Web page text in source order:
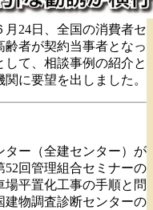
24日、全国の消費者セ
者が契約当事者となっ
て、相談事例の紹介と
に要望を出しました。
ター（全建センター）が
52回管理組合セミナーの
平置化工事の手順と問
建物調査診断センターの